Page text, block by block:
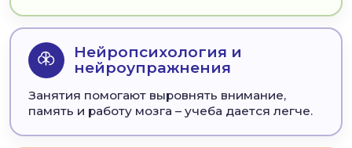
Нейропсихология и
нейроупражнения
Занятия помогают выровнять внимание,
память и работу мозга – учеба дается легче.